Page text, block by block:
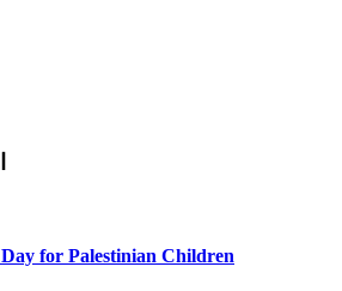
for Palestinian Children